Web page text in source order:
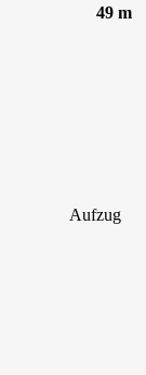
49 m
Aufzug